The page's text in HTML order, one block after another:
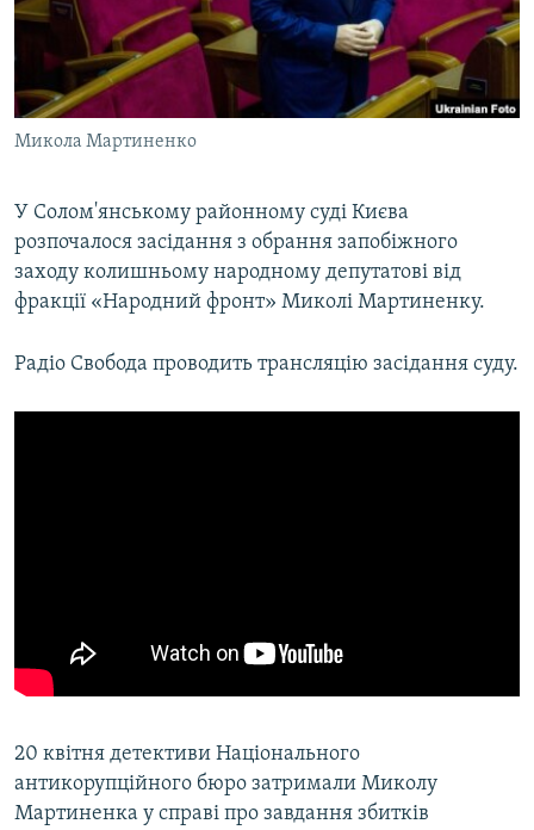
ВІДЕОУРОКИ «ELIFBE»
СВІДЧЕННЯ ОКУПАЦІЇ
УКРАЇНСЬКА ПРОБЛЕМА КРИМУ
ІНФОГРАФІКА
Русский
Qırımtatar
ДОЛУЧАЙСЯ!
Микола Мартиненко
У Солом'янському районному суді Києва
розпочалося засідання з обрання запобіжного
заходу колишньому народному депутатові від
фракції «Народний фронт» Миколі Мартиненку.
Радіо Свобода проводить трансляцію засідання суду.
20 квітня детективи Національного
антикорупційного бюро затримали Миколу
Мартиненка у справі про завдання збитків